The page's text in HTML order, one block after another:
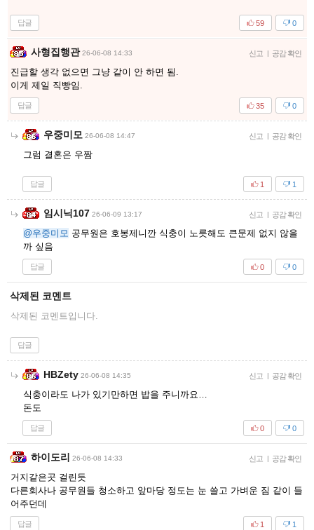
답글 0
59
사형집행관 26-06-08 14:33 신고 | 공감 확인
진급할 생각 없으면 그냥 같이 안 하면 됨.
이게 제일 직빵임.
답글 0
35
우중미모 26-06-08 14:47 신고 | 공감 확인
그럼 결혼은 우짬
답글 1
1
임시닉107 26-06-09 13:17 신고 | 공감 확인
@우중미모 공무원은 호봉제니깐 식충이 노릇해도 큰문제 없지 않을
까 싶음
답글 0
0
삭제된 코멘트
삭제된 코멘트입니다.
답글
HBZety 26-06-08 14:35 신고 | 공감 확인
식충이라도 나가 있기만하면 밥을 주니까요…
돈도
답글 0
0
하이도리 26-06-08 14:33 신고 | 공감 확인
거지같은곳 걸린듯
다른회사나 공무원들 청소하고 앞마당 정도는 눈 쓸고 가벼운 짐 같이 들
어주던데
답글 1
1